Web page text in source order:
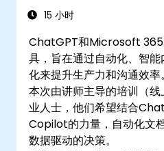
15 小时
ChatGPT和Microsoft
具，旨在通过自动化、智
化来提升生产力和沟通效率。
本次由讲师主导的培训（
业人士，他们希望结合
Copilot的力量，自动化文
数据驱动的决策。